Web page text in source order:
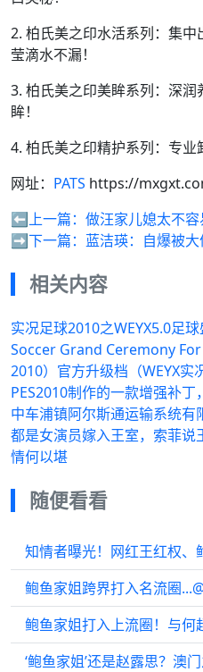
2. 柏氏美之印水活系列：集
莹滴水不漏！
3. 柏氏美之印美眸系列：深
眸！
4. 柏氏美之印精护系列：专业
网址： PATS https://
⬅️上一篇： 做汪家儿媳太不
➡️下一篇： 蓝洁瑛：自爆被
相关内容
实况足球2010之WEYX5.0足
Soccer Grand Ceremony
2010）官方升级档（WEYX实
PES2010制作的一款增强补
中车浦镇阿尔斯通运输系统有
都是女演员嫁入王室，索菲
情何以堪
随便看看
‘鲍鱼家姐’还是赵露思？澳